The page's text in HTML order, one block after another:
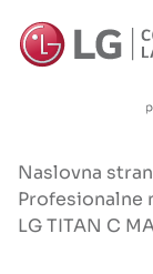
Naslovna
Profesionalne
LG TITAN C
Proizvod